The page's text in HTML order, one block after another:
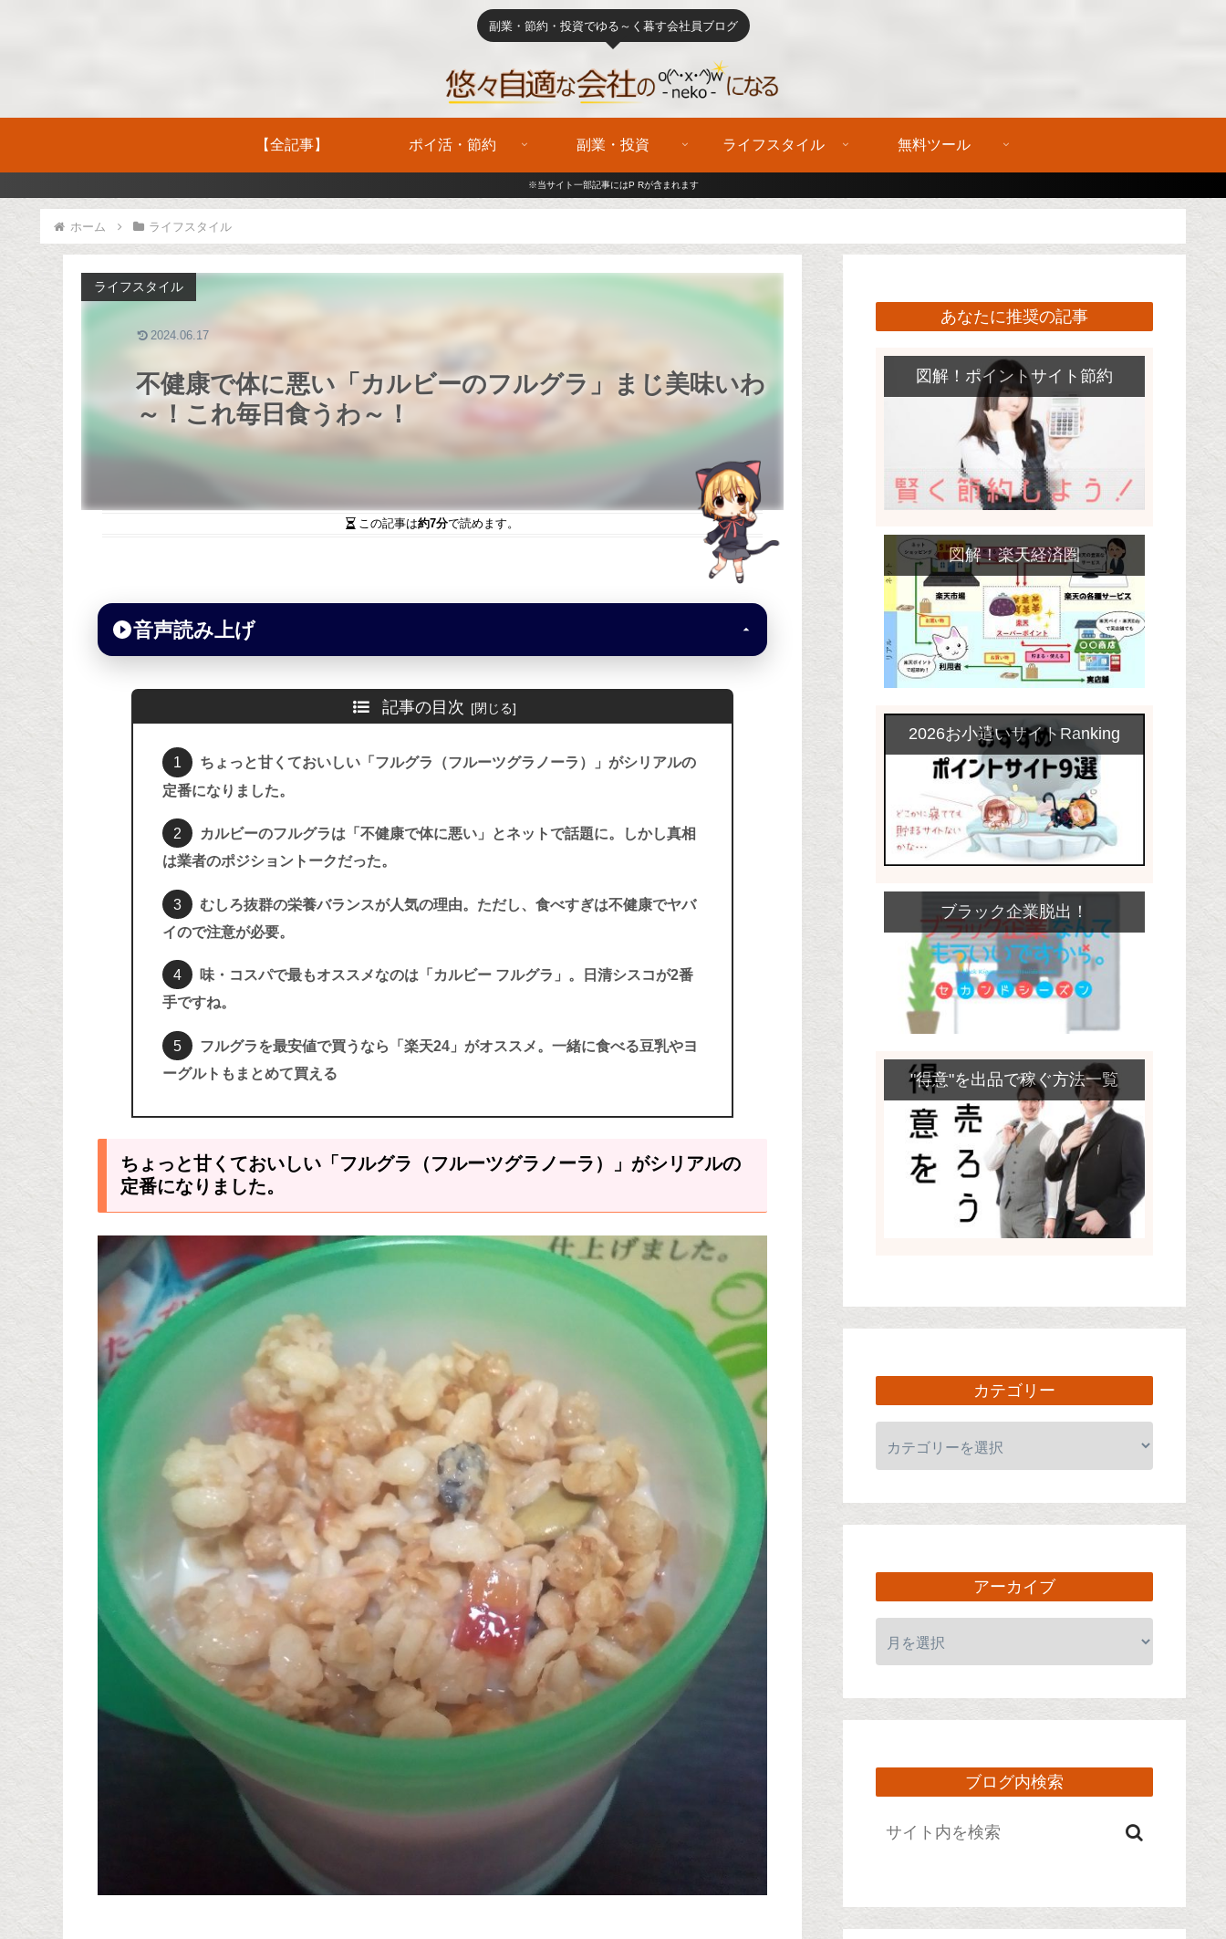
副業・節約・投資でゆる～く暮す会社員ブログ
【全記事】 ポイ活・節約 副業・投資 ライフスタイル 無料ツール
※当サイト一部記事にはP Rが含まれます
ホーム ライフスタイル
不健康で体に悪い「カルビーのフルグラ」まじ美味いわ
～！これ毎日食うわ～！
ライフスタイル
2024.06.17
この記事は約7分で読めます。
音声読み上げ
記事の目次
ちょっと甘くておいしい「フルグラ（フルーツグラノーラ）」がシリアルの
定番になりました。
カルビーのフルグラは「不健康で体に悪い」とネットで話題に。しかし真相
は業者のポジショントークだった。
むしろ抜群の栄養バランスが人気の理由。ただし、食べすぎは不健康でヤバ
イので注意が必要。
味・コスパで最もオススメなのは「カルビー フルグラ」。日清シスコが2番
手ですね。
フルグラを最安値で買うなら「楽天24」がオススメ。一緒に食べる豆乳やヨ
ーグルトもまとめて買える
ちょっと甘くておいしい「フルグラ（フルーツグラノーラ）」がシリアルの
定番になりました。
あなたに推奨の記事
図解！ポイントサイト節約
図解！楽天経済圏
2026お小遣いサイトRanking
ブラック企業脱出！
"得意"を出品で稼ぐ方法一覧
カテゴリー
アーカイブ
ブログ内検索